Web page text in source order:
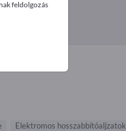
Elektromos hosszabbítóaljzatok
feldolgozás